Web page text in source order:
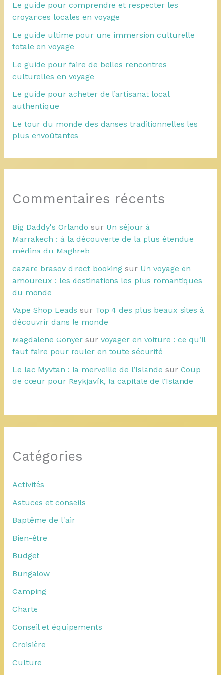
Le guide pour comprendre et respecter les
croyances locales en voyage
Le guide ultime pour une immersion culturelle
totale en voyage
Le guide pour faire de belles rencontres
culturelles en voyage
Le guide pour acheter de l’artisanat local
authentique
Le tour du monde des danses traditionnelles les
plus envoûtantes
Commentaires récents
Big Daddy's Orlando sur Un séjour à
Marrakech : à la découverte de la plus étendue
médina du Maghreb
cazare brasov direct bookingsur Un voyage en
amoureux : les destinations les plus romantiques
du monde
Vape Shop Leads sur Top 4 des plus beaux sites à
découvrir dans le monde
Magdalene Gonyersur Voyager en voiture : ce qu’il
faut faire pour rouler en toute sécurité
Le lac Myvtan : la merveille de l’Islande sur Coup
de cœur pour Reykjavík, la capitale de l’Islande
Catégories
Activités
Astuces et conseils
Baptême de l'air
Bien-être
Budget
Bungalow
Camping
Charte
Conseil et équipements
Croisière
Culture